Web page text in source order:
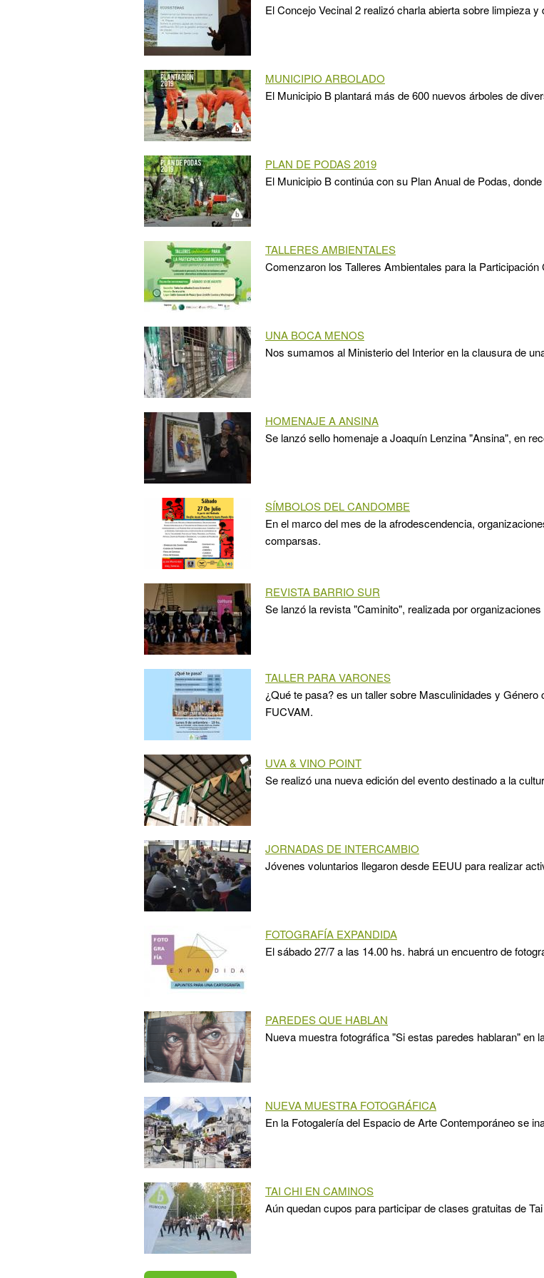
El Concejo Vecinal 2 realizó charla abierta sobre limpieza y
MUNICIPIO ARBOLADO
El Municipio B plantará más de 600 nuevos árboles de
PLAN DE PODAS 2019
El Municipio B continúa con su Plan Anual de Podas,
TALLERES AMBIENTALES
Comenzaron los Talleres Ambientales para la
UNA BOCA MENOS
Nos sumamos al Ministerio del Interior en la clausura de
HOMENAJE A ANSINA
Se lanzó sello homenaje a Joaquín Lenzina "Ansina", en
SÍMBOLOS DEL CANDOMBE
En el marco del mes de la afrodescendencia,
comparsas.
REVISTA BARRIO SUR
Se lanzó la revista "Caminito", realizada por
TALLER PARA VARONES
¿Qué te pasa? es un taller sobre Masculinidades y
FUCVAM.
UVA & VINO POINT
Se realizó una nueva edición del evento destinado a la
JORNADAS DE INTERCAMBIO
Jóvenes voluntarios llegaron desde EEUU para realizar
FOTOGRAFÍA EXPANDIDA
El sábado 27/7 a las 14.00 hs. habrá un encuentro de
PAREDES QUE HABLAN
Nueva muestra fotográfica "Si estas paredes hablaran" en
NUEVA MUESTRA FOTOGRÁFICA
En la Fotogalería del Espacio de Arte Contemporáneo se
TAI CHI EN CAMINOS
Aún quedan cupos para participar de clases gratuitas de